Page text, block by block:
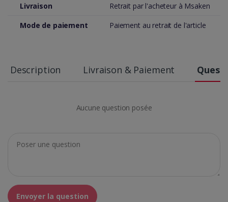
Livraison
Retrait par l'acheteur à Msaken
Mode de paiement
Paiement au retrait de l'article
Description Livraison & Paiement
Aucune question posée
Envoyer la question